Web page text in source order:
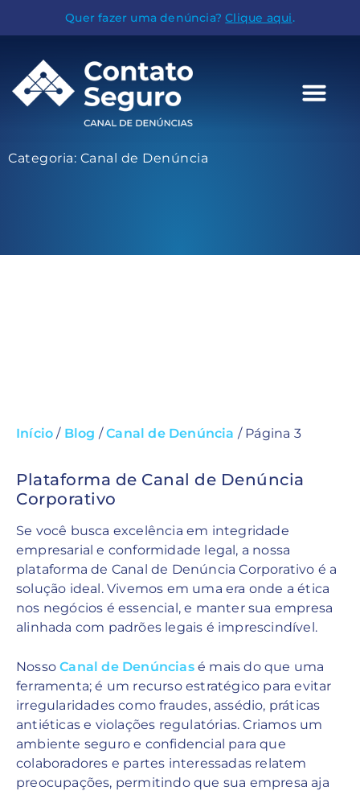
Quer fazer uma denúncia?Clique aqui.
Categoria: Canal de Denúncia
Início / Blog /Canal de Denúncia / Página 3
Plataforma de Canal de Denúncia
Corporativo
Se você busca excelência em integridade
empresarial e conformidade legal, a nossa
plataforma de Canal de Denúncia Corporativo é a
solução ideal. Vivemos em uma era onde a ética
nos negócios é essencial, e manter sua empresa
alinhada com padrões legais é imprescindível.
NossoCanal de Denúnciasé mais do que uma
ferramenta; é um recurso estratégico para evitar
irregularidades como fraudes, assédio, práticas
antiéticas e violações regulatórias. Criamos um
ambiente seguro e confidencial para que
colaboradores e partes interessadas relatem
preocupações, permitindo que sua empresa aja